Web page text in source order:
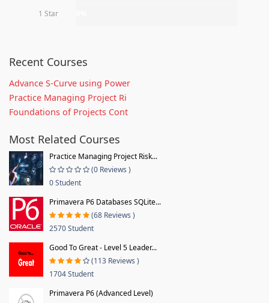
1 Star
Recent Courses
Advance S-Curve using Power
Practice Managing Project Ri
Foundations of Projects Cont
Most Related Courses
Practice Managing Project Risk...
(0 Reviews )
0 Student
Primavera P6 Databases SQLite...
(68 Reviews )
2570 Student
Good To Great - Level 5 Leader...
(113 Reviews )
1704 Student
Primavera P6 (Advanced Level)